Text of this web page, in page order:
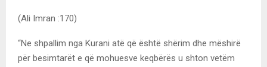
(Ali Imran :170)
“Ne shpallim nga Kurani atë që është shërim dhe mëshirë
për besimtarët e që mohuesve keqbërës u shton vetëm